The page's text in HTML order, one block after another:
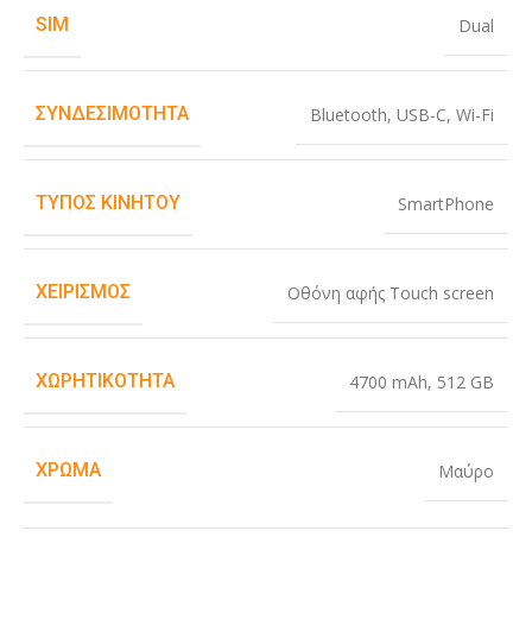
SIM Dual
ΣΥΝΔΕΣΙΜΌΤΗΤΑ Bluetooth, USB-C, Wi-Fi
ΤΎΠΟΣ ΚΙΝΗΤΟΎ SmartPhone
ΧΕΙΡΙΣΜΌΣ Οθόνη αφής Touch screen
ΧΩΡΗΤΙΚΌΤΗΤΑ 4700 mAh, 512 GB
ΧΡΏΜΑ Μαύρο